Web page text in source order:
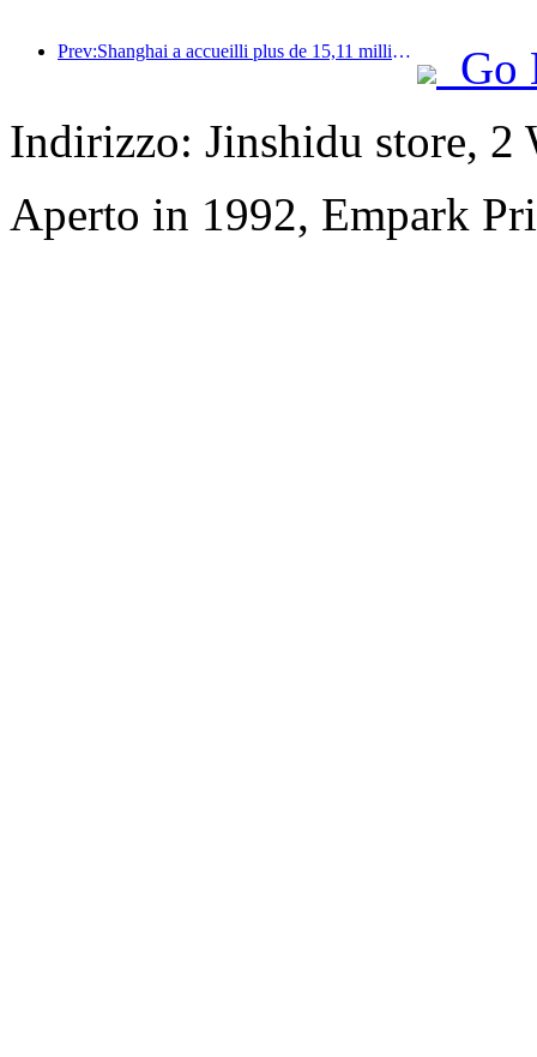
Prev:Shanghai a accueilli plus de 15,11 millions de visiteurs au cours des quatre premiers jours des vacances de la mi-automne et de la fête nationale, soit une augmentation de plus de 20 % par rapport à l'année précédente.
Go
Indirizzo: Jinshidu store, 2
Aperto in 1992, Empark